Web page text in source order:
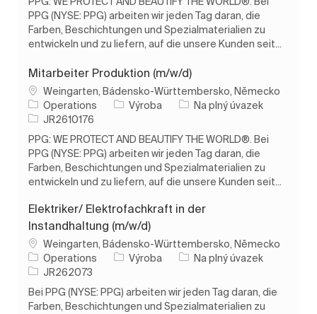
PPG (NYSE: PPG) arbeiten wir jeden Tag daran, die
Farben, Beschichtungen und Spezialmaterialien zu
entwickeln und zu liefern, auf die unsere Kunden seit...
Mitarbeiter Produktion (m/w/d)
Umístění
Weingarten, Bádensko-Württembersko, Německo
Operations
Kategorie
Výroba Typ úlohy
Na plný úvazek
ID úlohy
JR2610176
PPG: WE PROTECT AND BEAUTIFY THE WORLD®. Bei
PPG (NYSE: PPG) arbeiten wir jeden Tag daran, die
Farben, Beschichtungen und Spezialmaterialien zu
entwickeln und zu liefern, auf die unsere Kunden seit...
Elektriker/ Elektrofachkraft in der
Instandhaltung (m/w/d)
Umístění
Weingarten, Bádensko-Württembersko, Německo
Operations
Kategorie
Výroba Typ úlohy
Na plný úvazek
ID úlohy
JR262073
Bei PPG (NYSE: PPG) arbeiten wir jeden Tag daran, die
Farben, Beschichtungen und Spezialmaterialien zu